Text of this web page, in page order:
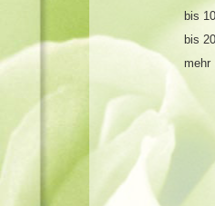
bis
bis
mehr